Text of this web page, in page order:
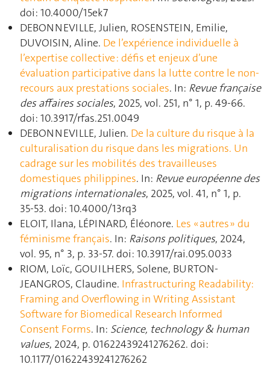
doi: 10.4000/15ek7
DEBONNEVILLE, Julien, ROSENSTEIN, Emilie,
DUVOISIN, Aline. De l’expérience individuelle à
l’expertise collective : défis et enjeux d’une
évaluation participative dans la lutte contre le non-
recours aux prestations sociales. In: Revue française
des affaires sociales, 2025, vol. 251, n° 1, p. 49‑66.
doi: 10.3917/rfas.251.0049
DEBONNEVILLE, Julien. De la culture du risque à la
culturalisation du risque dans les migrations. Un
cadrage sur les mobilités des travailleuses
domestiques philippines. In: Revue européenne des
migrations internationales, 2025, vol. 41, n° 1, p.
35‑53. doi: 10.4000/13rq3
ELOIT, Ilana, LÉPINARD, Éléonore. Les « autres » du
féminisme français. In: Raisons politiques, 2024,
vol. 95, n° 3, p. 33‑57. doi: 10.3917/rai.095.0033
RIOM, Loïc, GOUILHERS, Solene, BURTON-
JEANGROS, Claudine. Infrastructuring Readability:
Framing and Overflowing in Writing Assistant
Software for Biomedical Research Informed
Consent Forms. In: Science, technology & human
values, 2024, p. 01622439241276262. doi:
10.1177/01622439241276262